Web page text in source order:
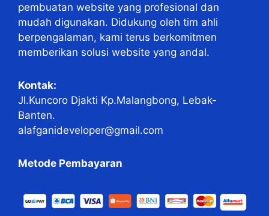
pembuatan website yang profesional dan
mudah digunakan. Didukung oleh tim ahli
berpengalaman, kami terus berkomitmen
memberikan solusi website yang andal.
Kontak:
Jl.Kuncoro Djakti Kp.Malangbong, Lebak-
Banten.
alafganideveloper@gmail.com
Metode Pembayaran